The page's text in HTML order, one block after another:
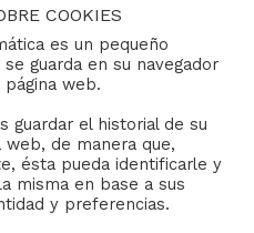
y Cofradías de la
Sevilla
COOKIES
es un pequeño
guarda en su navegador
web.
guardar el historial de su
web, de manera que,
ésta pueda identificarle y
misma en base a sus
y preferencias.